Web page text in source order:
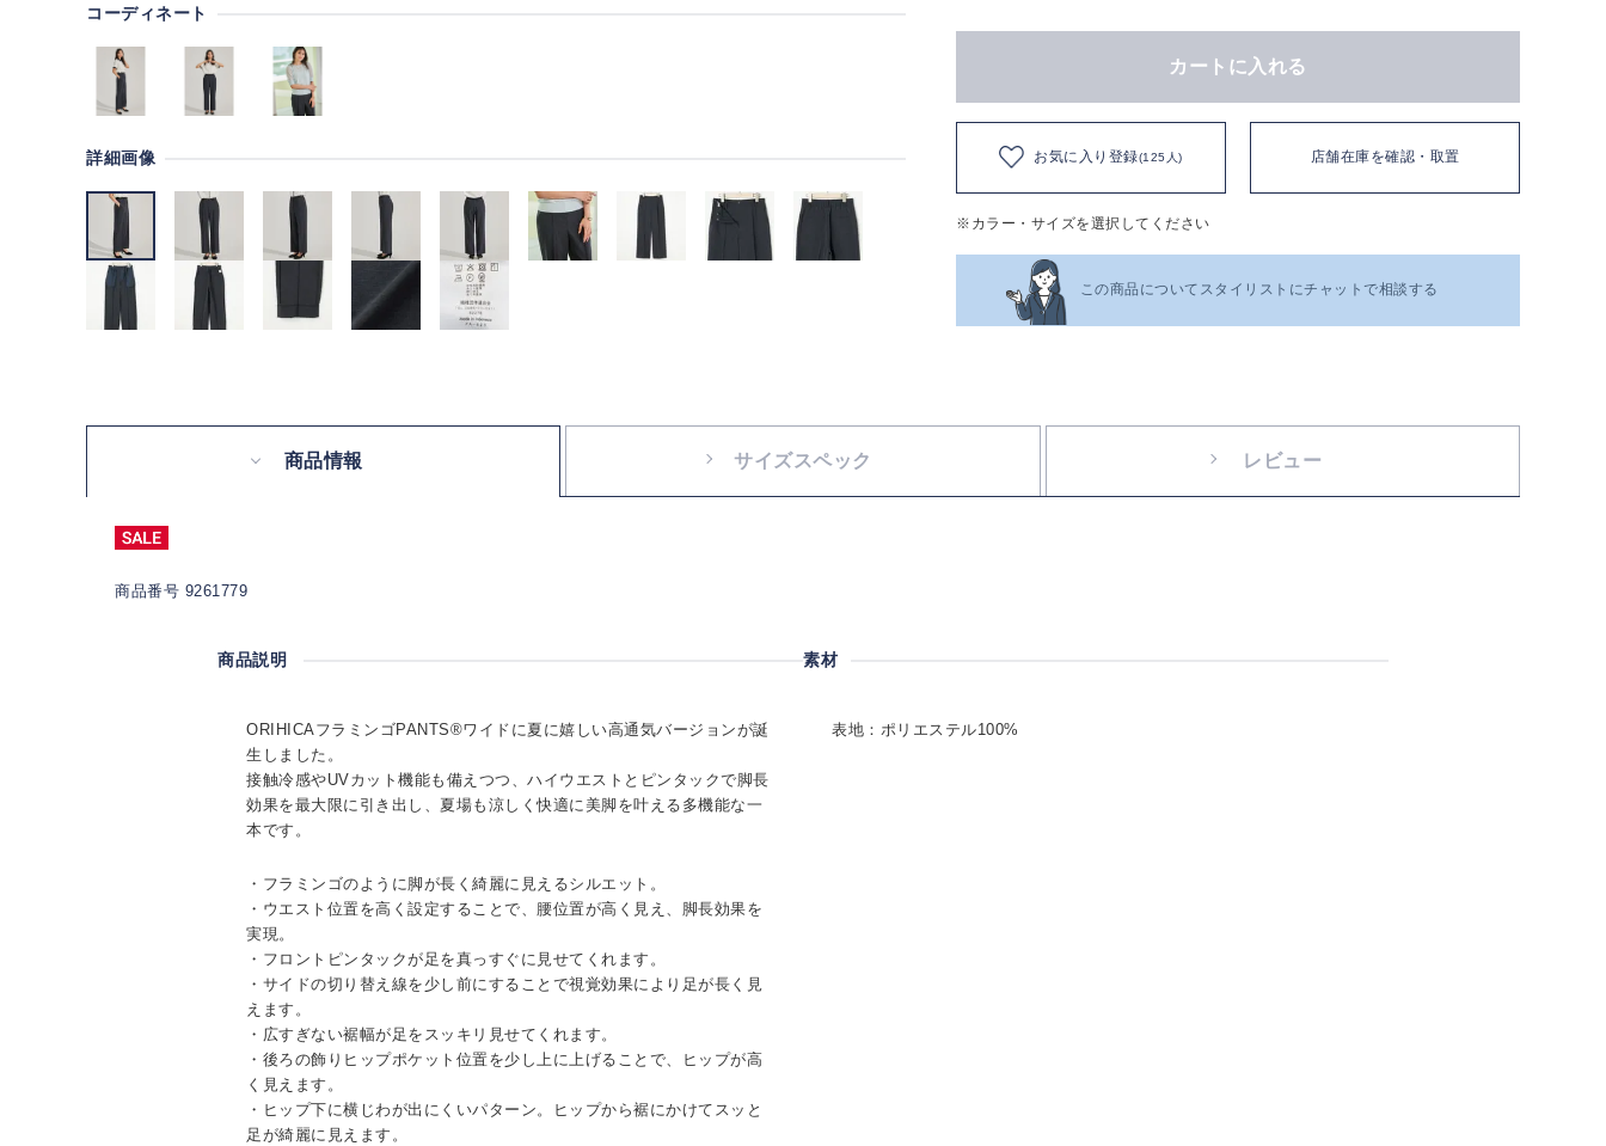
コーディネート
詳細画像
カートに入れる
お気に入り登録(125人) 店舗在庫を確認・取置
※カラー・サイズを選択してください
この商品についてスタイリストにチャットで相談する
商品情報 サイズスペック レビュー
商品番号 9261779
商品説明
ORIHICAフラミンゴPANTS®ワイドに夏に嬉しい高通気バージョンが誕
生しました。
接触冷感やUVカット機能も備えつつ、ハイウエストとピンタックで脚長
効果を最大限に引き出し、夏場も涼しく快適に美脚を叶える多機能な一
本です。
・フラミンゴのように脚が長く綺麗に見えるシルエット。
・ウエスト位置を高く設定することで、腰位置が高く見え、脚長効果を
実現。
・フロントピンタックが足を真っすぐに見せてくれます。
・サイドの切り替え線を少し前にすることで視覚効果により足が長く見
えます。
・広すぎない裾幅が足をスッキリ見せてくれます。
・後ろの飾りヒップポケット位置を少し上に上げることで、ヒップが高
く見えます。
・ヒップ下に横じわが出にくいパターン。ヒップから裾にかけてスッと
足が綺麗に見えます。
素材
表地：ポリエステル100%